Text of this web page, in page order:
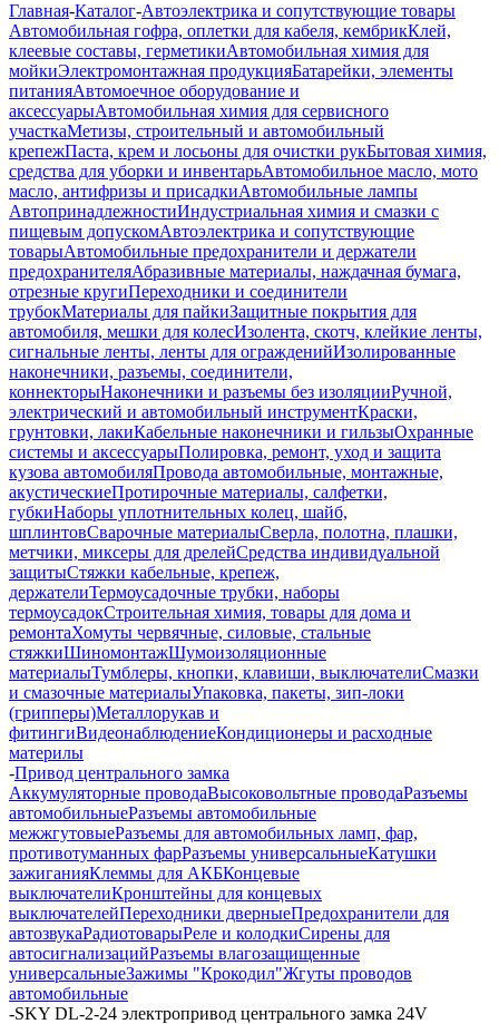
Главная-Каталог-Автоэлектрика и сопутствующие товары
Автомобильная гофра, оплетки для кабеля, кембрикКлей,
клеевые составы, герметикиАвтомобильная химия для
мойкиЭлектромонтажная продукцияБатарейки, элементы
питанияАвтомоечное оборудование и
аксессуарыАвтомобильная химия для сервисного
участкаМетизы, строительный и автомобильный
крепежПаста, крем и лосьоны для очистки рукБытовая химия,
средства для уборки и инвентарьАвтомобильное масло, мото
масло, антифризы и присадкиАвтомобильные лампы
АвтопринадлежностиИндустриальная химия и смазки с
пищевым допускомАвтоэлектрика и сопутствующие
товарыАвтомобильные предохранители и держатели
предохранителяАбразивные материалы, наждачная бумага,
отрезные кругиПереходники и соединители
трубокМатериалы для пайкиЗащитные покрытия для
автомобиля, мешки для колесИзолента, скотч, клейкие ленты,
сигнальные ленты, ленты для огражденийИзолированные
наконечники, разъемы, соединители,
коннекторыНаконечники и разъемы без изоляцииРучной,
электрический и автомобильный инструментКраски,
грунтовки, лакиКабельные наконечники и гильзыОхранные
системы и аксессуарыПолировка, ремонт, уход и защита
кузова автомобиляПровода автомобильные, монтажные,
акустическиеПротирочные материалы, салфетки,
губкиНаборы уплотнительных колец, шайб,
шплинтовСварочные материалыСверла, полотна, плашки,
метчики, миксеры для дрелейСредства индивидуальной
защитыСтяжки кабельные, крепеж,
держателиТермоусадочные трубки, наборы
термоусадокСтроительная химия, товары для дома и
ремонтаХомуты червячные, силовые, стальные
стяжкиШиномонтажШумоизоляционные
материалыТумблеры, кнопки, клавиши, выключателиСмазки
и смазочные материалыУпаковка, пакеты, зип-локи
(грипперы)Металлорукав и
фитингиВидеонаблюдениеКондиционеры и расходные
материлы
-Привод центрального замка
Аккумуляторные проводаВысоковольтные проводаРазъемы
автомобильныеРазъемы автомобильные
межжгутовыеРазъемы для автомобильных ламп, фар,
противотуманных фарРазъемы универсальныеКатушки
зажиганияКлеммы для АКБКонцевые
выключателиКронштейны для концевых
выключателейПереходники дверныеПредохранители для
автозвукаРадиотоварыРеле и колодкиСирены для
автосигнализацийРазъемы влагозащищенные
универсальныеЗажимы "Крокодил"Жгуты проводов
автомобильные
-SKY DL-2-24 электропривод центрального замка 24V